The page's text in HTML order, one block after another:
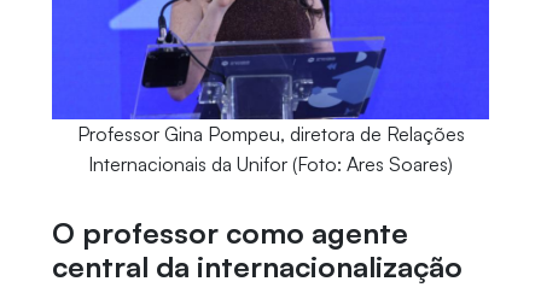
Professor Gina Pompeu, diretora de Relações
Internacionais da Unifor (Foto: Ares Soares)
O professor como agente
central da internacionalização